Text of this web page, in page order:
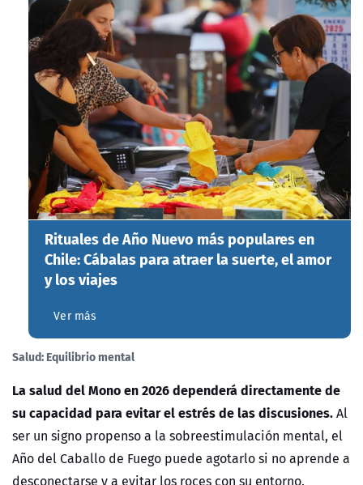
Rituales de Año Nuevo más populares en
Chile: Cábalas para atraer la suerte, el amor
y los viajes
Ver más
Salud: Equilibrio mental
La salud del Mono en 2026 dependerá directamente de
su capacidad para evitar el estrés de las discusiones.Al
ser un signo propenso a la sobreestimulación mental, el
Año del Caballo de Fuego puede agotarlo si no aprende a
desconectarse y a evitar los roces con su entorno.